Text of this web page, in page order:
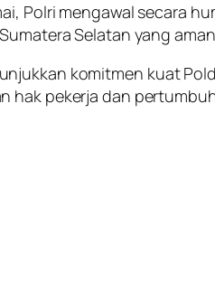
Polri mengawal secara
Selatan yang
komitmen kuat
pekerja dan